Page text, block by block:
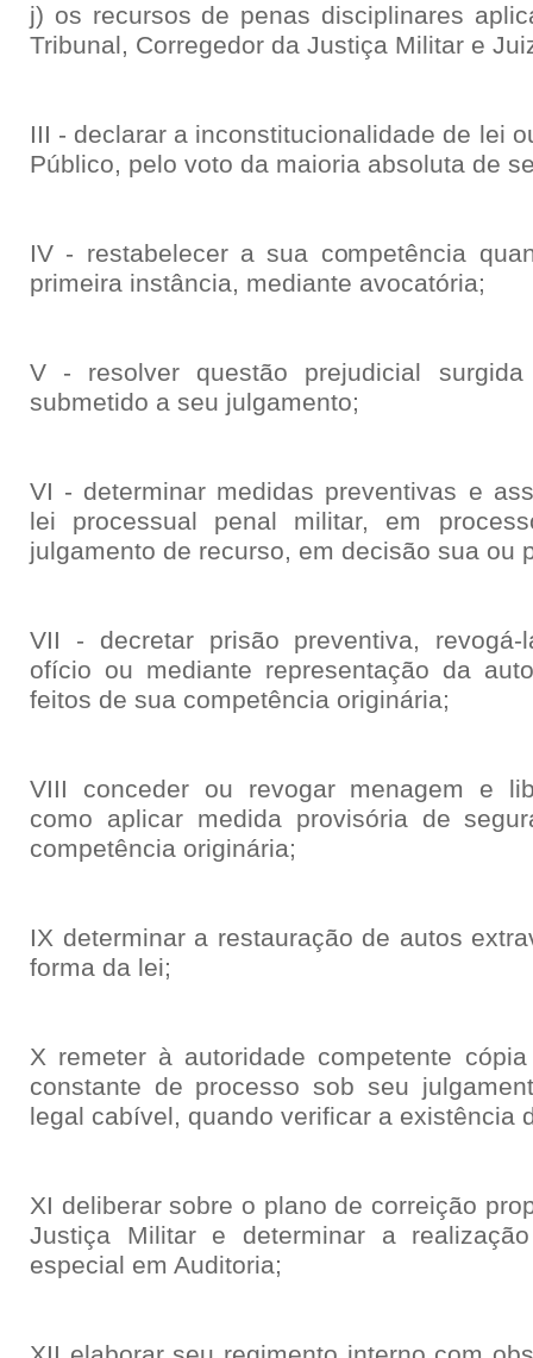
j) os recursos de penas disciplinares
Tribunal, Corregedor da Justiça Militar e
III - declarar a inconstitucionalidade de lei
Público, pelo voto da maioria absoluta de
IV - restabelecer a sua competência
primeira instância, mediante avocatória;
V - resolver questão prejudicial
submetido a seu julgamento;
VI - determinar medidas preventivas e
lei processual penal militar, em
julgamento de recurso, em decisão sua ou
VII - decretar prisão preventiva,
ofício ou mediante representação da
feitos de sua competência originária;
VIII conceder ou revogar menagem e
como aplicar medida provisória de
competência originária;
IX determinar a restauração de autos
forma da lei;
X remeter à autoridade competente
constante de processo sob seu
legal cabível, quando verificar a existência
XI deliberar sobre o plano de correição
Justiça Militar e determinar a
especial em Auditoria;